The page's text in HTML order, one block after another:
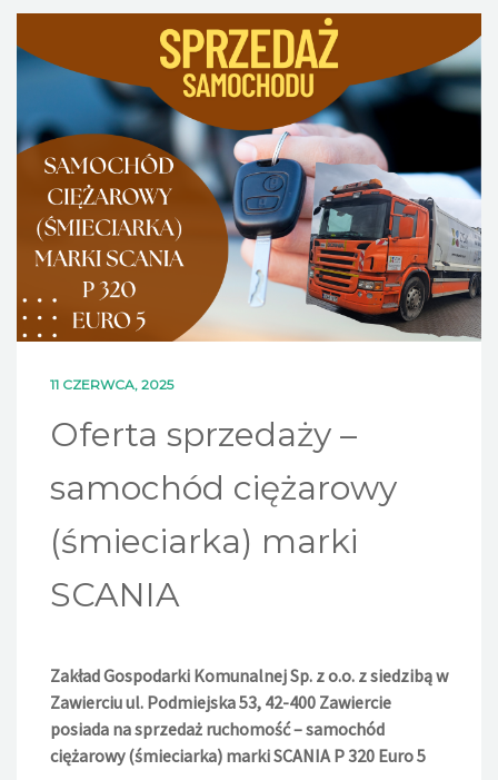
DLA MIESZKAŃCÓW
OFERTA
PSZOK
EDUKACJA
KONTAKT
11 CZERWCA, 2025
Oferta sprzedaży –
samochód ciężarowy
(śmieciarka) marki
SCANIA
Zakład Gospodarki Komunalnej Sp. z o.o. z siedzibą w
Zawierciu ul. Podmiejska 53, 42-400 Zawiercie
posiada na sprzedaż ruchomość – samochód
ciężarowy (śmieciarka) marki SCANIA P 320 Euro 5